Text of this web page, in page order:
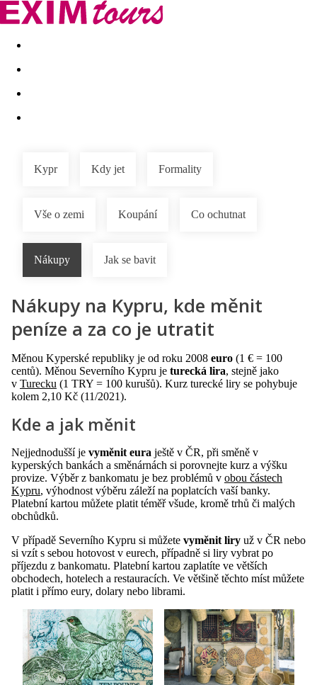
Akční nabídky Last minute
Kypr Kdy jet Formality
Vše o zemi Koupání Co ochutnat
Nákupy Jak se bavit
Nákupy na Kypru, kde měnit
peníze a za co je utratit
Měnou Kyperské republiky je od roku 2008 euro (1 € = 100
centů). Měnou Severního Kypru je turecká lira, stejně jako
v Turecku (1 TRY = 100 kurušů). Kurz turecké liry se pohybuje
kolem 2,10 Kč (11/2021).
Kde a jak měnit
Nejjednodušší je vyměnit eura ještě v ČR, při směně v
kyperských bankách a směnárnách si porovnejte kurz a výšku
provize. Výběr z bankomatu je bez problémů v obou částech
Kypru, výhodnost výběru záleží na poplatcích vaší banky.
Platební kartou můžete platit téměř všude, kromě trhů či malých
obchůdků.
V případě Severního Kypru si můžete vyměnit liry už v ČR nebo
si vzít s sebou hotovost v eurech, případně si liry vybrat po
příjezdu z bankomatu. Platební kartou zaplatíte ve větších
obchodech, hotelech a restauracích. Ve většině těchto míst můžete
platit i přímo eury, dolary nebo librami.